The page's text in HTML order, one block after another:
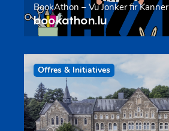
BookAthon – Vu Jonker fir Kanner
bookathon.lu
Offres & Initiatives